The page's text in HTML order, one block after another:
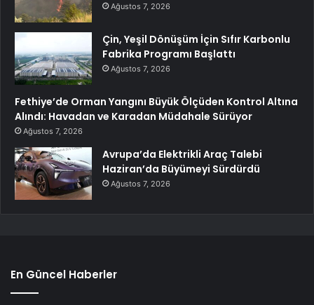
Ağustos 7, 2026
Çin, Yeşil Dönüşüm İçin Sıfır Karbonlu
Fabrika Programı Başlattı
Ağustos 7, 2026
Fethiye’de Orman Yangını Büyük Ölçüden Kontrol Altına
Alındı: Havadan ve Karadan Müdahale Sürüyor
Ağustos 7, 2026
Avrupa’da Elektrikli Araç Talebi
Haziran’da Büyümeyi Sürdürdü
Ağustos 7, 2026
En Güncel Haberler